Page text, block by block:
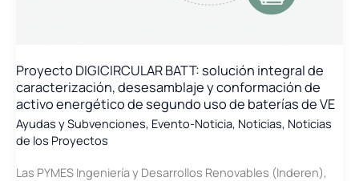
Proyecto DIGICIRCULAR BATT: solución integral de
caracterización, desesamblaje y conformación de
activo energético de segundo uso de baterías de VE
Ayudas y Subvenciones, Evento-Noticia, Noticias, Noticias
de los Proyectos
Las PYMES Ingeniería y Desarrollos Renovables (Inderen),